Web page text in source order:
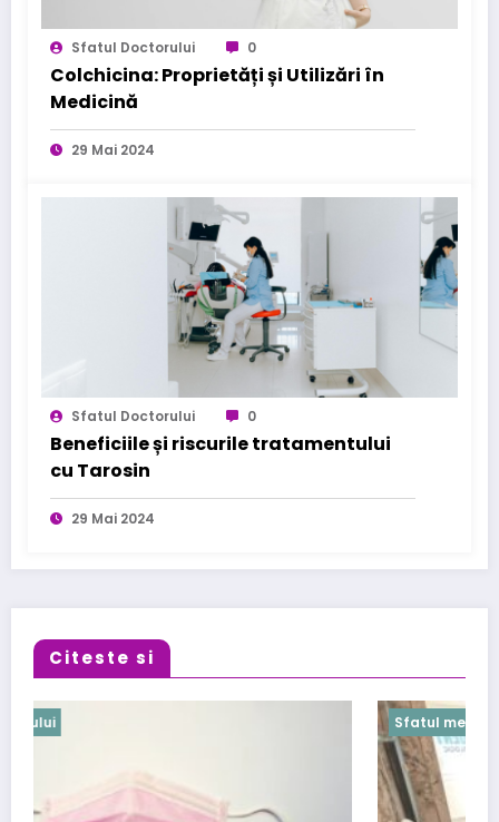
Sfatul Doctorului 0
Colchicina: Proprietăți și Utilizări în
Medicină
29 Mai 2024
Sfatul Doctorului 0
Beneficiile și riscurile tratamentului
cu Tarosin
29 Mai 2024
Citeste si
Sfatul medicului